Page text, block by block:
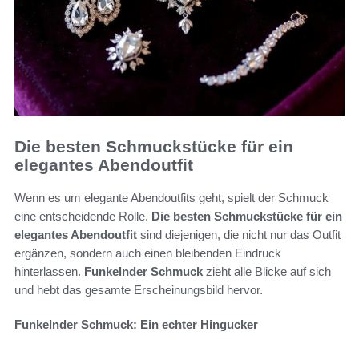
Die besten Schmuckstücke für ein
elegantes Abendoutfit
Wenn es um elegante Abendoutfits geht, spielt der Schmuck
eine entscheidende Rolle. Die besten Schmuckstücke für ein
elegantes Abendoutfit sind diejenigen, die nicht nur das Outfit
ergänzen, sondern auch einen bleibenden Eindruck
hinterlassen. Funkelnder Schmuck zieht alle Blicke auf sich
und hebt das gesamte Erscheinungsbild hervor.
Funkelnder Schmuck: Ein echter Hingucker